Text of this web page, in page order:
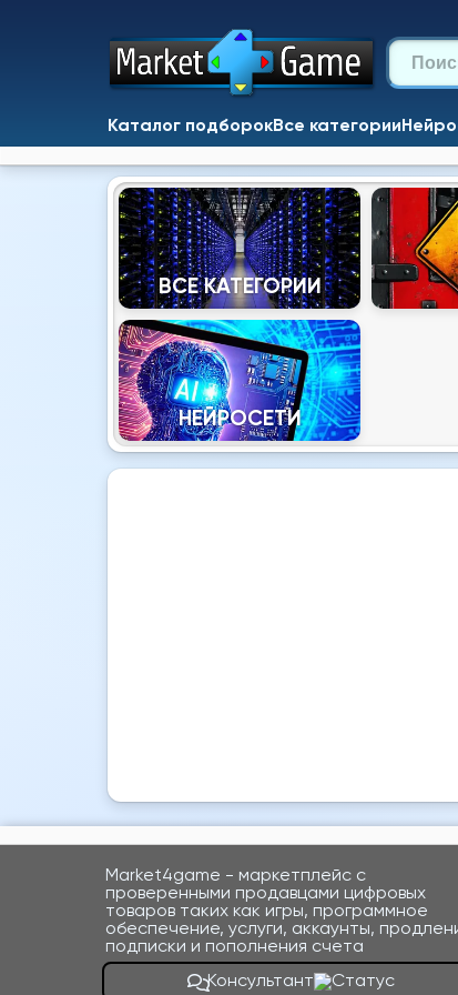
Каталог подборокВсе категории
ВСЕ КАТЕГОРИИ
НЕЙРОСЕТИ
Market4game - маркетплейс с
проверенными продавцами цифровых
товаров таких как игры, программное
обеспечение, услуги, аккаунты,
подписки и пополнения счета
Консультант